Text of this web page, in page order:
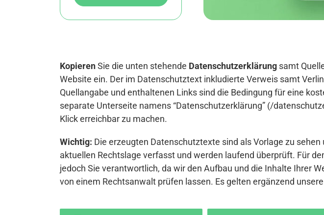
KopierenSie die unten stehende Datenschutzerklärung samt
Website ein. Der im Datenschutztext inkludierte Verweis samt
Quellangabe und enthaltenen Links sind die Bedingung für eine
separate Unterseite namens “Datenschutzerklärung” (/
Klick erreichbar zu machen.
Wichtig: Die erzeugten Datenschutztexte sind als Vorlage zu
aktuellen Rechtslage verfasst und werden laufend überprüft. Für
jedoch Sie verantwortlich, da wir den Aufbau und die Inhalte Ihrer
von einem Rechtsanwalt prüfen lassen. Es gelten ergänzend unsere